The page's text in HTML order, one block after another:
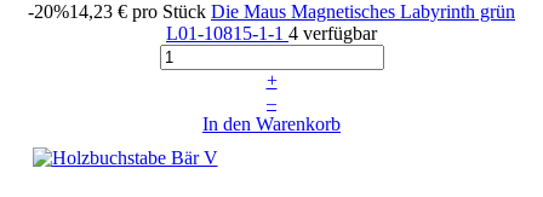
-20%14,23 € pro Stück Die Maus Magnetisches Labyrinth grün
L01-10815-1-1 4 verfügbar
+
–
In den Warenkorb